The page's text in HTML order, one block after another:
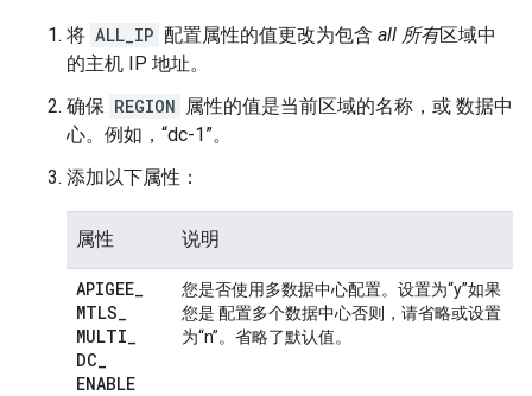
将 ALL_IP 配置属性的值更改为包含 all 所有区域中
的主机 IP 地址。
确保 REGION 属性的值是当前区域的名称，或 数据中
心。例如，“dc-1”。
添加以下属性：
属性 说明
APIGEE_
MTLS_
MULTI_
DC_
ENABLE
您是否使用多数据中心配置。设置为“y”如果
您是 配置多个数据中心否则，请省略或设置
为“n”。省略了默认值。